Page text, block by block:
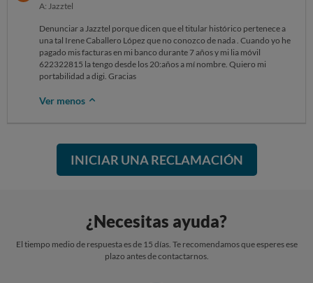
A: Jazztel
Denunciar a Jazztel porque dicen que el titular histórico pertenece a
una tal Irene Caballero López que no conozco de nada . Cuando yo he
pagado mis facturas en mi banco durante 7 años y mi lia móvil
622322815 la tengo desde los 20:años a mí nombre. Quiero mi
portabilidad a digi. Gracias
Ver menos
INICIAR UNA RECLAMACIÓN
¿Necesitas ayuda?
El tiempo medio de respuesta es de 15 días. Te recomendamos que esperes ese
plazo antes de contactarnos.